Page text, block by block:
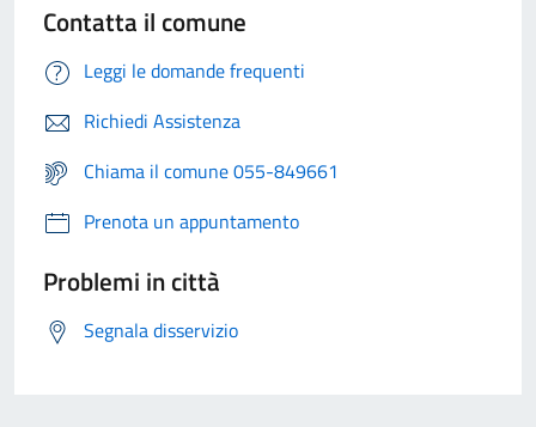
Contatta il comune
Leggi le domande frequenti
Richiedi Assistenza
Chiama il comune 055-849661
Prenota un appuntamento
Problemi in città
Segnala disservizio